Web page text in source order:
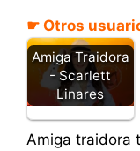
☛ Otros
Amiga Traidora
- Scarlett
Linares
Amiga traidora